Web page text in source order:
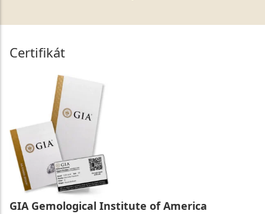
Certifikát
GIA Gemological Institute of America